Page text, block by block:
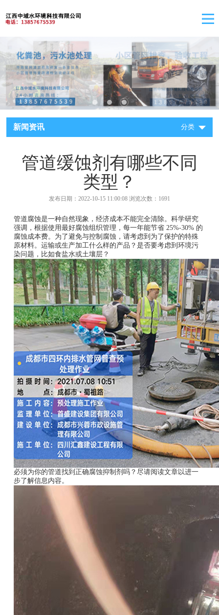
新闻资讯 分类
管道缓蚀剂有哪些不同
类型？
发布日期：2022-10-15 11:00:08 浏览次数：1691
管道腐蚀是一种自然现象，经济成本不能完全清除。科学研究
强调，根据使用最好腐蚀组织管理，每一年能节省 25%-30% 的
腐蚀成本费。为了避免与控制腐蚀，请考虑到为了保护的特殊
原材料。运输或生产加工什么样的产品？是否要考虑到环境污
染问题，比如食盐水或土壤层？
必须为你的管道找到正确腐蚀抑制剂吗？尽请阅读文章以进一
步了解信息内容。